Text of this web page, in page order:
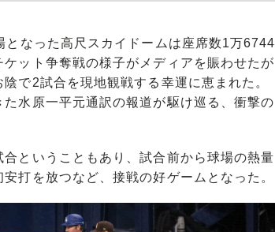
なった高尺スカイドームは座席数1万6744
ット争奪戦の様子がメディアを賑わせたが
で2試合を現地観戦する幸運に恵まれた。
水原一平元通訳の報道が駆け巡る、衝撃の
ということもあり、試合前から球場の熱量
打を放つなど、接戦の好ゲームとなった。